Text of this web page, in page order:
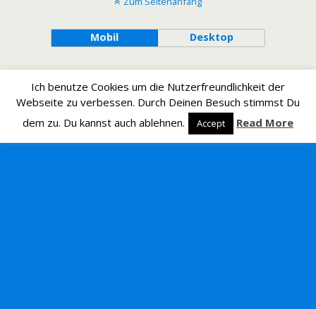
Mobil Desktop
Ich benutze Cookies um die Nutzerfreundlichkeit der
Webseite zu verbessen. Durch Deinen Besuch stimmst Du
dem zu. Du kannst auch ablehnen.
Accept Read More